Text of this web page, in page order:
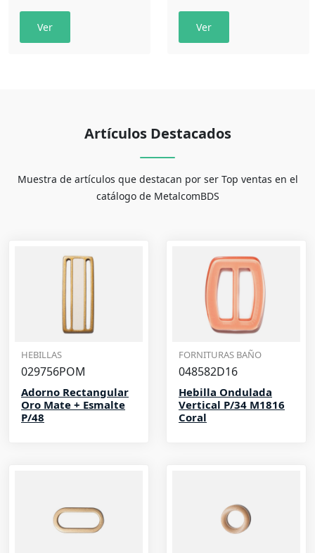
Ver Ver
Artículos Destacados
Muestra de artículos que destacan por ser Top ventas en el
catálogo de MetalcomBDS
HEBILLAS
029756POM
Adorno Rectangular
Oro Mate + Esmalte
P/48
FORNITURAS BAÑO
048582D16
Hebilla Ondulada
Vertical P/34 M1816
Coral